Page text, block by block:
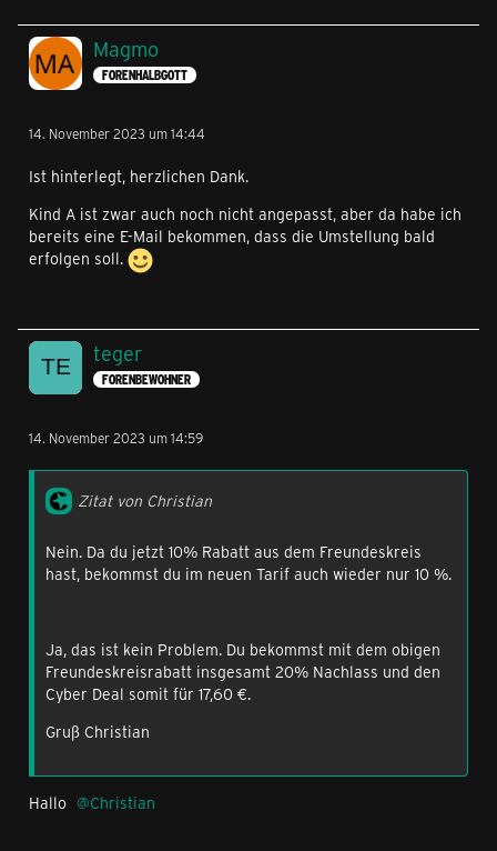
Magmo
FORENHALBGOTT
14. November 2023 um 14:44
Ist hinterlegt, herzlichen Dank.
Kind A ist zwar auch noch nicht angepasst, aber da habe ich
bereits eine E-Mail bekommen, dass die Umstellung bald
erfolgen soll.
teger
FORENBEWOHNER
14. November 2023 um 14:59
Zitat von Christian
Nein. Da du jetzt 10% Rabatt aus dem Freundeskreis
hast, bekommst du im neuen Tarif auch wieder nur 10 %.
Ja, das ist kein Problem. Du bekommst mit dem obigen
Freundeskreisrabatt insgesamt 20% Nachlass und den
Cyber Deal somit für 17,60 €.
Gruß Christian
Hallo Christian